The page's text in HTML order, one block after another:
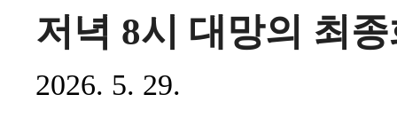
저녁 8시 대망의 최
2026. 5. 29.